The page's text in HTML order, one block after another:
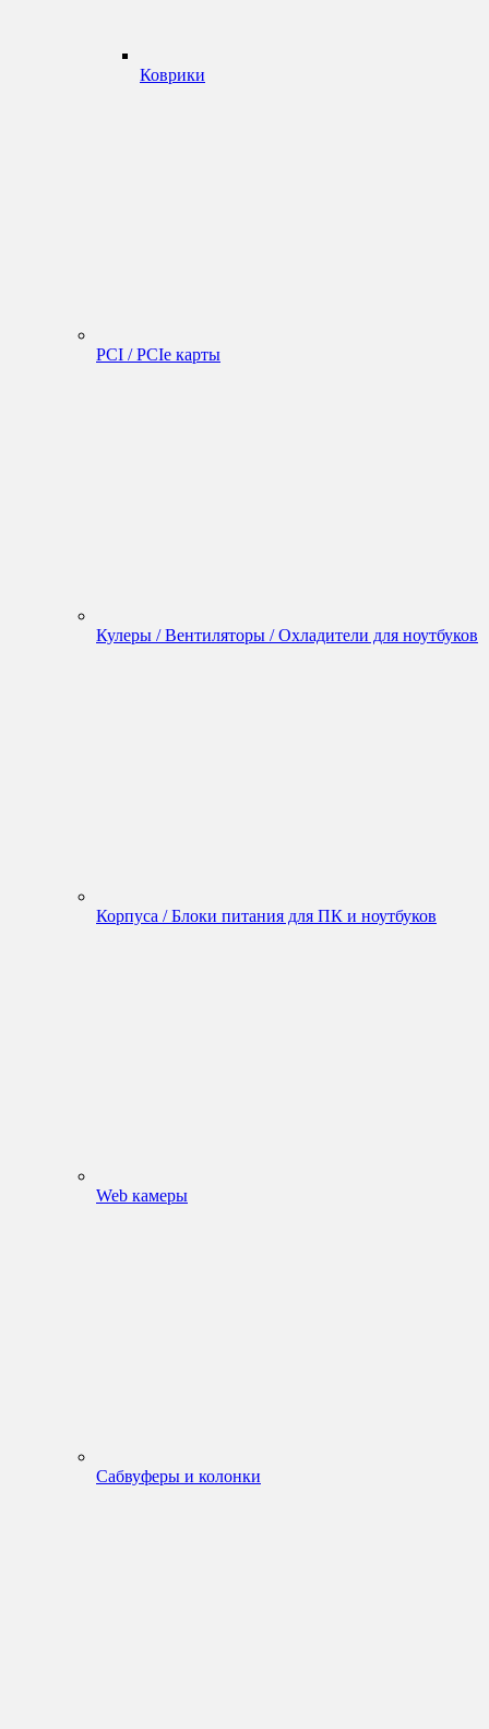
Коврики
PCI / PCIe карты
Кулеры / Вентиляторы / Охладители для ноутбуков
Корпуса / Блоки питания для ПК и ноутбуков
Web камеры
Сабвуферы и колонки